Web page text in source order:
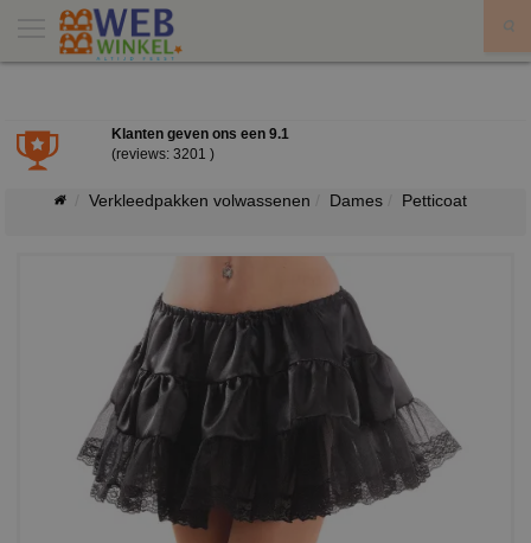
Klanten geven ons een 9.1
(reviews: 3201 )
Verkleedpakken volwassenen Dames Petticoat